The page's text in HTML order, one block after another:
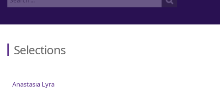
Home
Selections
Anastasia Lyra